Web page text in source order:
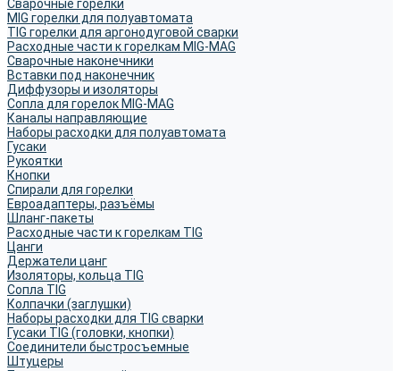
Сварочные горелки
MIG горелки для полуавтомата
TIG горелки для аргонодуговой сварки
Расходные части к горелкам MIG-MAG
Сварочные наконечники
Вставки под наконечник
Диффузоры и изоляторы
Сопла для горелок MIG-MAG
Каналы направляющие
Наборы расходки для полуавтомата
Гусаки
Рукоятки
Кнопки
Спирали для горелки
Евроадаптеры, разъёмы
Шланг-пакеты
Расходные части к горелкам TIG
Цанги
Держатели цанг
Изоляторы, кольца TIG
Сопла TIG
Колпачки (заглушки)
Наборы расходки для TIG сварки
Гусаки TIG (головки, кнопки)
Соединители быстросъемные
Штуцеры